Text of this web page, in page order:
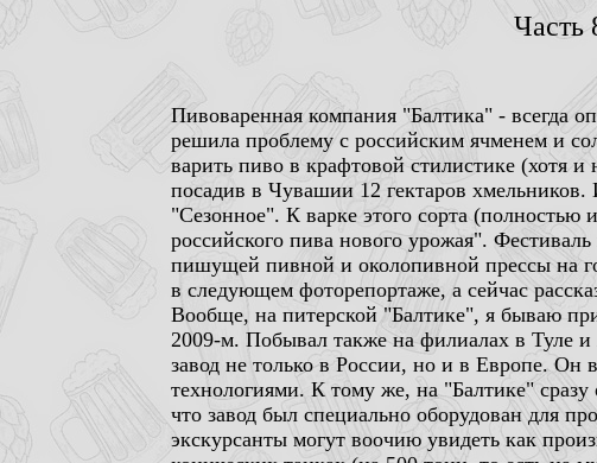
Часть
Пивоваренная компания "Балтика" - всегда
решила проблему с российским ячменем и
варить пиво в крафтовой стилистике (хотя
посадив в Чувашии 12 гектаров
"Сезонное". К варке этого сорта
российского пива нового урожая".
пишущей пивной и околопивной прессы на
в следующем фоторепортаже, а сейчас
Вообще, на питерской "Балтике", я бываю
2009-м. Побывал также на филиалах в Туле
завод не только в России, но и в Европе. Он
технологиями. К тому же, на "Балтике"
что завод был специально оборудован для
экскурсанты могут воочию увидеть как